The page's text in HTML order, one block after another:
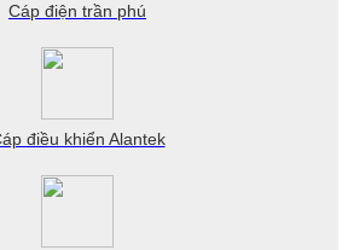
Cáp điện trần phú
điều khiển Alantek